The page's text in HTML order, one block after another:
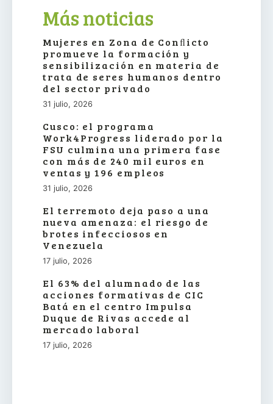
Más noticias
Mujeres en Zona de Conﬂicto
promueve la formación y
sensibilización en materia de
trata de seres humanos dentro
del sector privado
31 julio, 2026
Cusco: el programa
Work4Progress liderado por la
FSU culmina una primera fase
con más de 240 mil euros en
ventas y 196 empleos
31 julio, 2026
El terremoto deja paso a una
nueva amenaza: el riesgo de
brotes infecciosos en
Venezuela
17 julio, 2026
El 63% del alumnado de las
acciones formativas de CIC
Batá en el centro Impulsa
Duque de Rivas accede al
mercado laboral
17 julio, 2026